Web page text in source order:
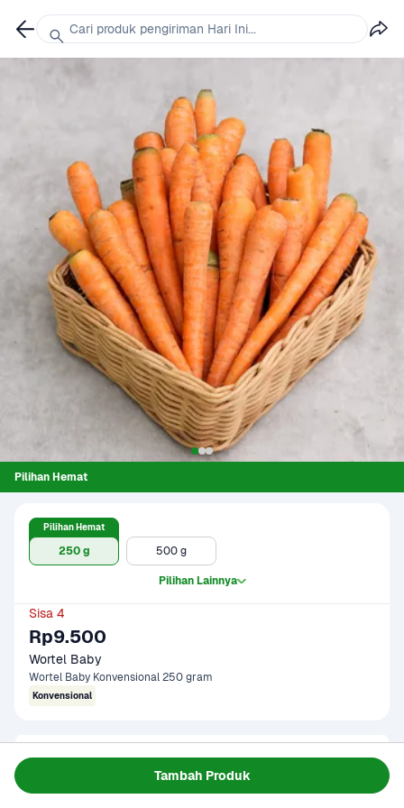
Tambah Produk
Pilihan Hemat
250 g
Pilihan Hemat
500 g
Pilihan Lainnya
Sisa 4
Rp9.500
Wortel Baby
Wortel Baby Konvensional 250 gram
Konvensional
Gagal memuat data
Coba Lagi
Cari produk pengiriman Hari Ini...